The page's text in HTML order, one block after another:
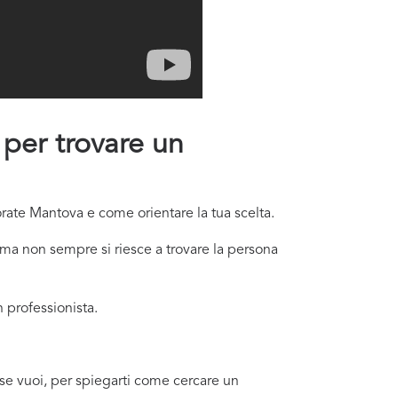
trovare un
Mantova e come orientare la tua scelta.
non sempre si riesce a trovare la persona
professionista.
vuoi, per spiegarti come cercare un